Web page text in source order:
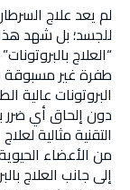
لم يعد علاج
للجسد؛ بل شهد
طفرة غير مسبوقة
البروتونات عالية
دون إلحاق أي ضرر
التقنية مثالية
من الأعضاء
إلى جانب العلاج